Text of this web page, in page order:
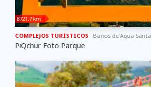
8721,7 km
COMPLEJOS TURÍSTICOS Baños de Agua Santa
PiQchur Foto Parque